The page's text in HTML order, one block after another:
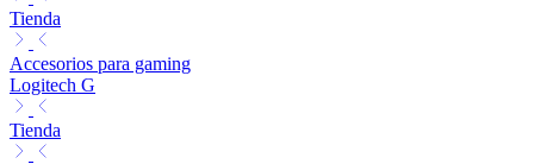
Tienda
Accesorios para gaming
Logitech G
Tienda